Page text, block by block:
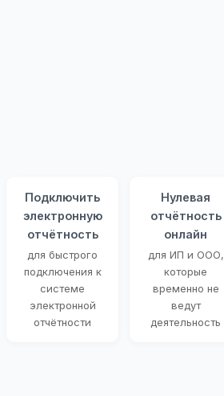
Подключить
электронную
отчётность
для быстрого
подключения к
системе
электронной
отчётности
Нулевая
отчётность
онлайн
для ИП и ООО,
которые
временно не
ведут
деятельность